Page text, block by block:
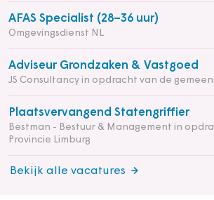
AFAS Specialist (28–36 uur)
Omgevingsdienst NL
Adviseur Grondzaken & Vastgoed
JS Consultancy in opdracht van de
Plaatsvervangend Statengriffier
Bestman - Bestuur & Management in
Provincie Limburg
Bekijk alle vacatures